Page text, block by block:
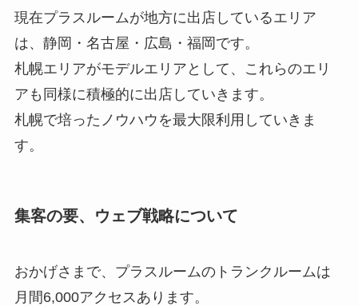
現在プラスルームが地方に出店しているエリア
は、静岡・名古屋・広島・福岡です。
札幌エリアがモデルエリアとして、これらのエリ
アも同様に積極的に出店していきます。
札幌で培ったノウハウを最大限利用していきま
す。
集客の要、ウェブ戦略について
おかげさまで、プラスルームのトランクルームは
月間6,000アクセスあります。